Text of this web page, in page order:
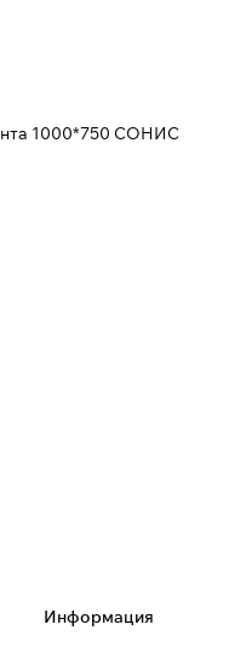
1000*750 СОНИС
Информация